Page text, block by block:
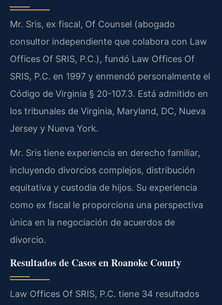
Mr. Sris, ex fiscal, Of Counsel (abogado
consultor independiente que colabora con Law
Offices Of SRIS, P.C.), fundó Law Offices Of
SRIS, P.C. en 1997 y enmendó personalmente el
Código de Virginia § 20-107.3. Está admitido en
los tribunales de Virginia, Maryland, DC, Nueva
Jersey y Nueva York.
Mr. Sris tiene experiencia en derecho familiar,
incluyendo divorcios complejos, distribución
equitativa y custodia de hijos. Su experiencia
como ex fiscal le proporciona una perspectiva
única en la negociación de acuerdos de
divorcio.
Resultados de Casos en Roanoke County
Law Offices Of SRIS, P.C. tiene 34 resultados